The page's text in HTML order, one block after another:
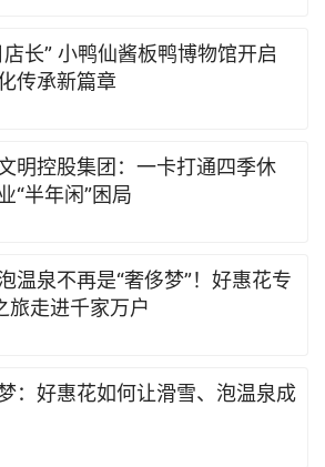
博物馆开启
传承新篇章
明控股集团：一卡打通四季休
“半年闲”困局
温泉不再是“奢侈梦”！好惠花专
旅走进千家万户
：好惠花如何让滑雪、泡温泉成